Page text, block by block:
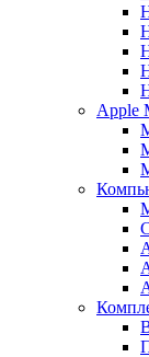
Apple